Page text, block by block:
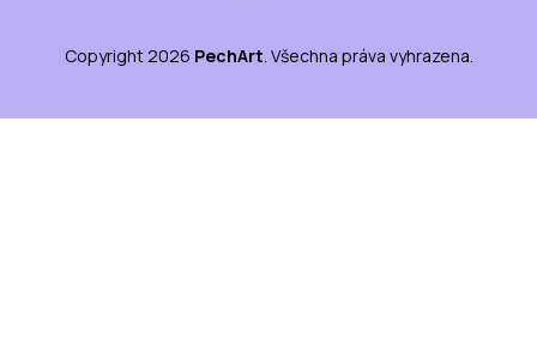
Copyright 2026 PechArt . Všechna práva vyhrazena.